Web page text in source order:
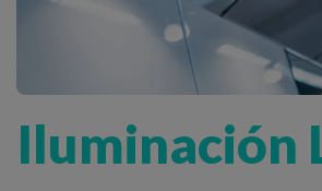
Iluminación